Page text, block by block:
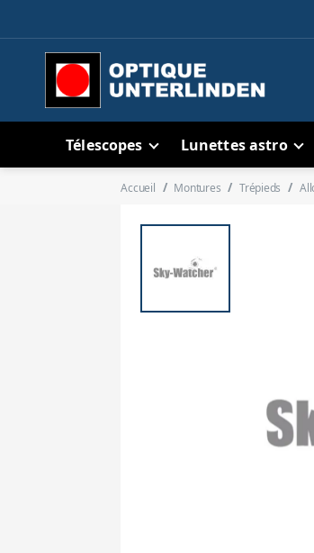
Télescopes Lunettes astro
Accueil Montures Trépieds